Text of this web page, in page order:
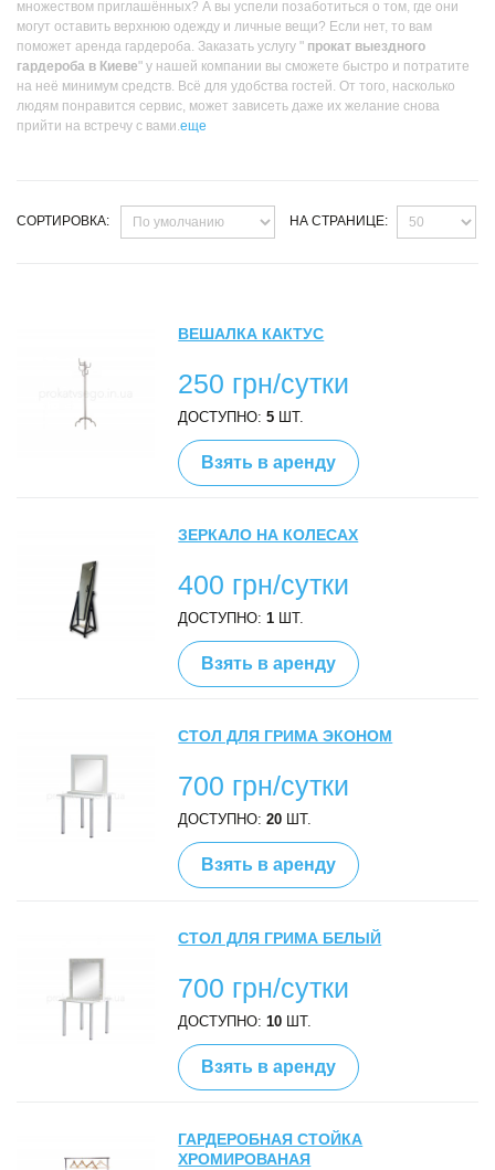
множеством приглашённых? А вы успели позаботиться о том, где они
могут оставить верхнюю одежду и личные вещи? Если нет, то вам
поможет аренда гардероба. Заказать услугу " прокат выездного
гардероба в Киеве" у нашей компании вы сможете быстро и потратите
на неё минимум средств. Всё для удобства гостей. От того, насколько
людям понравится сервис, может зависеть даже их желание снова
прийти на встречу с вами.еще
СОРТИРОВКА: НА СТРАНИЦЕ:
ВЕШАЛКА КАКТУС
250 грн/сутки
ДОСТУПНО:5 ШТ.
Взять в аренду
ЗЕРКАЛО НА КОЛЕСАХ
400 грн/сутки
ДОСТУПНО:1 ШТ.
Взять в аренду
СТОЛ ДЛЯ ГРИМА ЭКОНОМ
700 грн/сутки
ДОСТУПНО:20 ШТ.
Взять в аренду
СТОЛ ДЛЯ ГРИМА БЕЛЫЙ
700 грн/сутки
ДОСТУПНО:10 ШТ.
Взять в аренду
ГАРДЕРОБНАЯ СТОЙКА
ХРОМИРОВАНАЯ